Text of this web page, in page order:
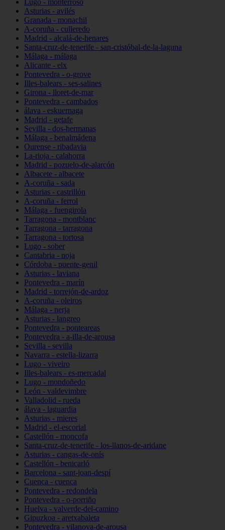
Lugo - monterroso
Asturias - avilés
Granada - monachil
A-coruña - culleredo
Madrid - alcalá-de-henares
Santa-cruz-de-tenerife - san-cristóbal-de-la-laguna
Málaga - málaga
Alicante - elx
Pontevedra - o-grove
Illes-balears - ses-salines
Girona - lloret-de-mar
Pontevedra - cambados
álava - eskuernaga
Madrid - getafe
Sevilla - dos-hermanas
Málaga - benalmádena
Ourense - ribadavia
La-rioja - calahorra
Madrid - pozuelo-de-alarcón
Albacete - albacete
A-coruña - sada
Asturias - castrillón
A-coruña - ferrol
Málaga - fuengirola
Tarragona - montblanc
Tarragona - tarragona
Tarragona - tortosa
Lugo - sober
Cantabria - noja
Córdoba - puente-genil
Asturias - laviana
Pontevedra - marín
Madrid - torrejón-de-ardoz
A-coruña - oleiros
Málaga - nerja
Asturias - langreo
Pontevedra - ponteareas
Pontevedra - a-illa-de-arousa
Sevilla - sevilla
Navarra - estella-lizarra
Lugo - viveiro
Illes-balears - es-mercadal
Lugo - mondoñedo
León - valdevimbre
Valladolid - rueda
álava - laguardia
Asturias - mieres
Madrid - el-escorial
Castellón - moncofa
Santa-cruz-de-tenerife - los-llanos-de-aridane
Asturias - cangas-de-onís
Castellón - benicarló
Barcelona - sant-joan-despí
Cuenca - cuenca
Pontevedra - redondela
Pontevedra - o-porriño
Huelva - valverde-del-camino
Gipuzkoa - aretxabaleta
Pontevedra - vilanova-de-arousa